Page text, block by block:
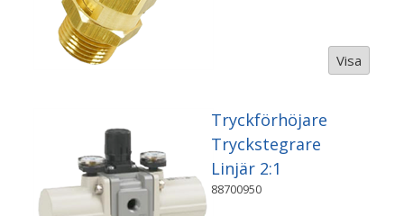
Visa
Tryckförhöjare
Tryckstegrare
Linjär 2:1
88700950